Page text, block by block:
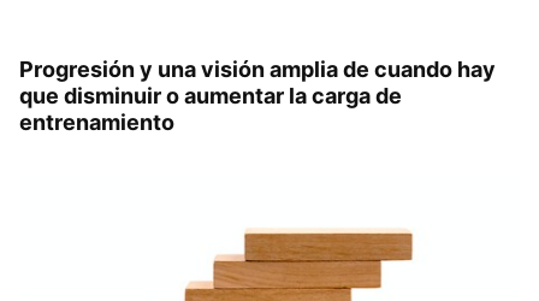
Progresión y una visión amplia de cuando hay
que disminuir o aumentar la carga de
entrenamiento